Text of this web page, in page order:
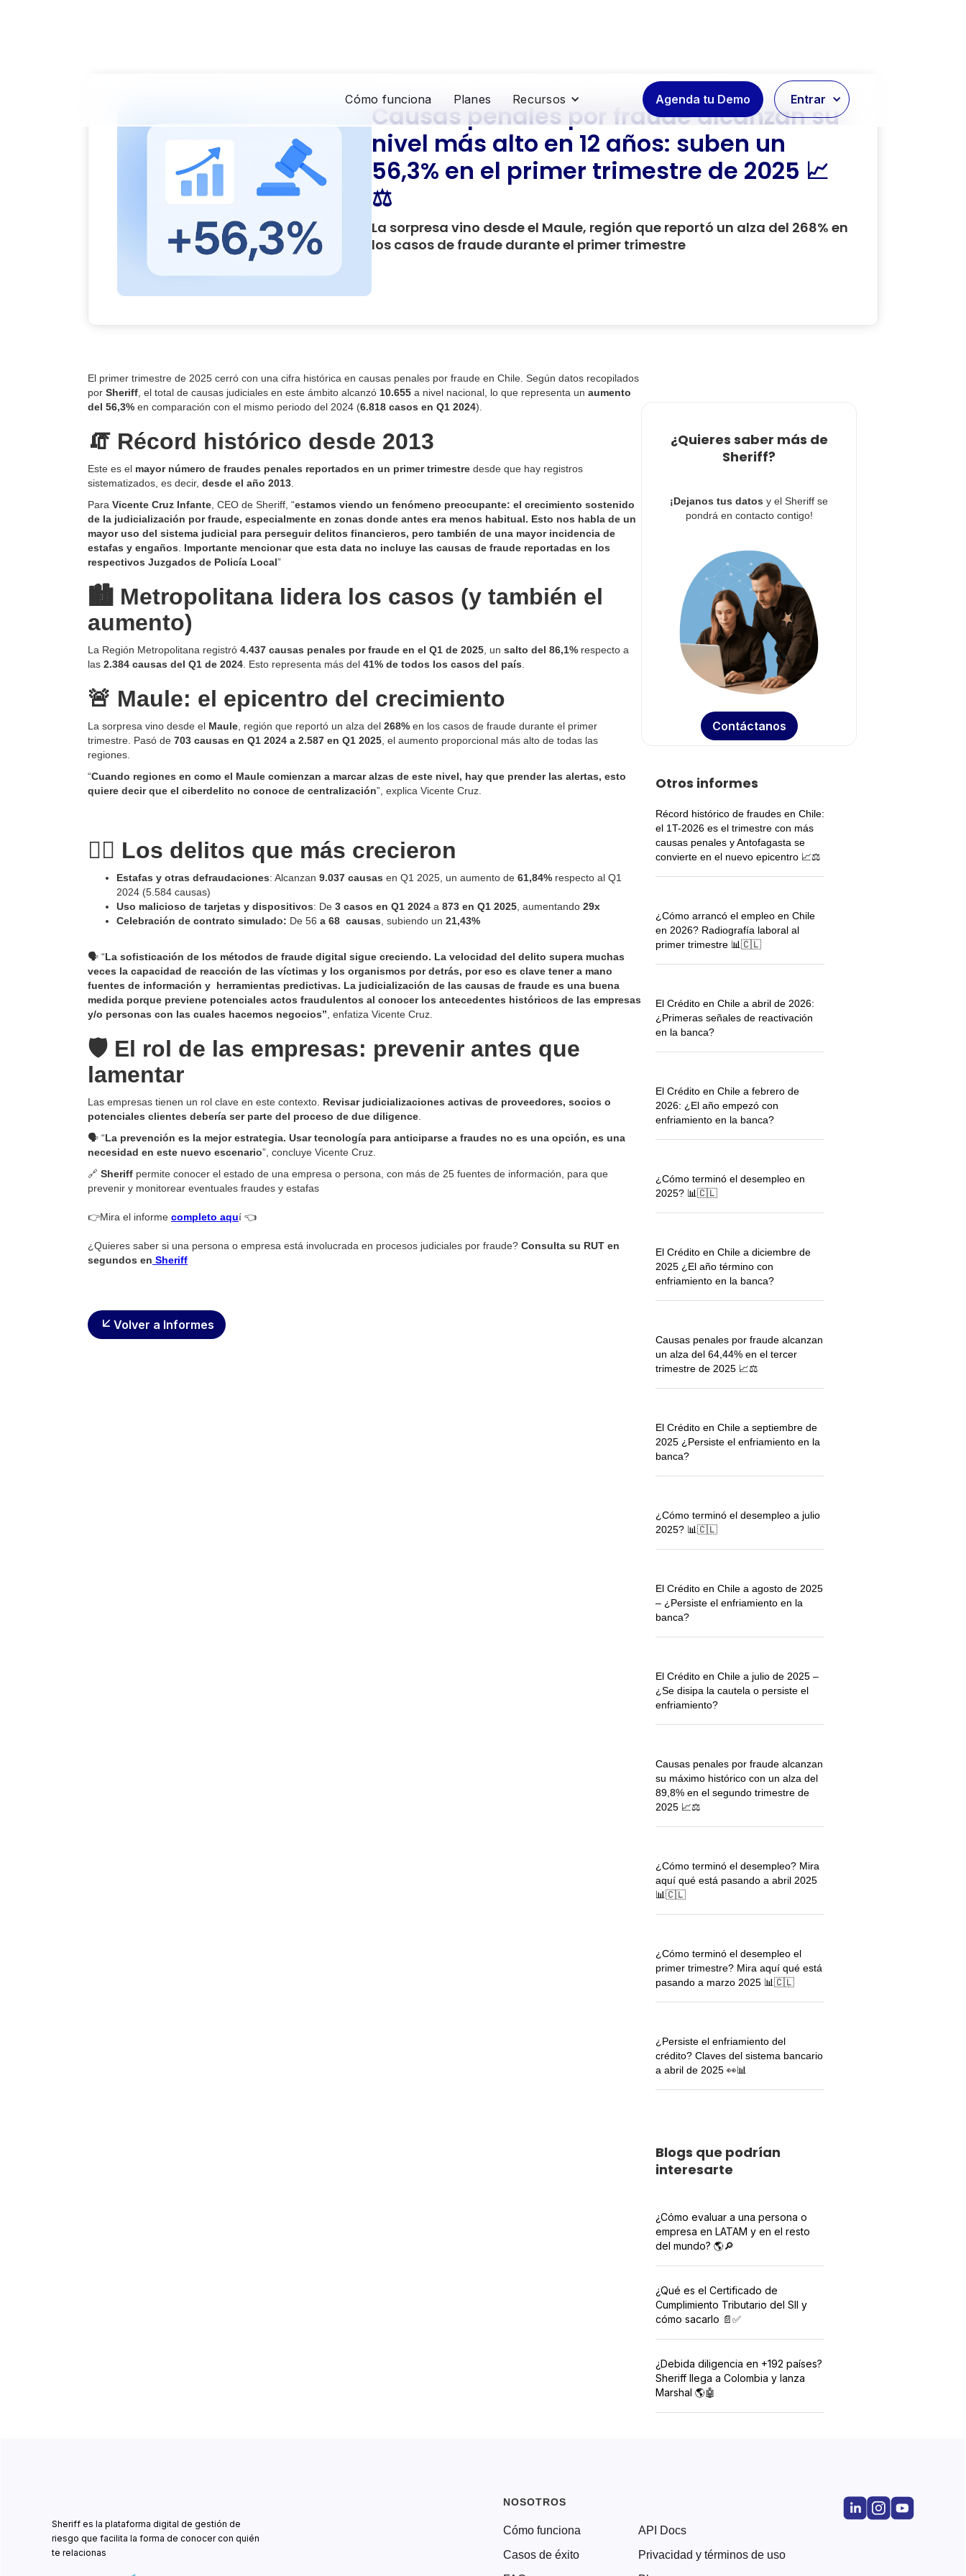
Cómo funciona Planes Recursos Agenda tu Demo Entrar
Causas penales por fraude alcanzan su
nivel más alto en 12 años: suben un
56,3% en el primer trimestre de 2025 📈
⚖️
La sorpresa vino desde el Maule, región que reportó un alza del 268% en
los casos de fraude durante el primer trimestre
El primer trimestre de 2025 cerró con una cifra histórica en causas penales por fraude en Chile. Según datos recopilados
por Sheriff , el total de causas judiciales en este ámbito alcanzó 10.655 a nivel nacional, lo que representa un aumento
del 56,3% en comparación con el mismo periodo del 2024 (6.818 casos en Q1 2024).
🧯 Récord histórico desde 2013
Este es el mayor número de fraudes penales reportados en un primer trimestre desde que hay registros
sistematizados, es decir, desde el año 2013
Para Vicente Cruz Infante , CEO de Sheriff, “estamos viendo un fenómeno preocupante: el crecimiento sostenido
de la judicialización por fraude, especialmente en zonas donde antes era menos habitual. Esto nos habla de un
mayor uso del sistema judicial para perseguir delitos financieros, pero también de una mayor incidencia de
estafas y engaños
Importante mencionar que esta data no incluye las causas de fraude reportadas en los
respectivos Juzgados de Policía Local”
🏙️ Metropolitana lidera los casos (y también el
aumento)
La Región Metropolitana registró 4.437 causas penales por fraude en el Q1 de 2025 , un salto del 86,1% respecto a
las 2.384 causas del Q1 de 2024 . Esto representa más del 41% de todos los casos del país
🚨 Maule: el epicentro del crecimiento
La sorpresa vino desde el Maule , región que reportó un alza del 268% en los casos de fraude durante el primer
trimestre. Pasó de 703 causas en Q1 2024 a 2.587 en Q1 2025 , el aumento proporcional más alto de todas las
regiones.
“Cuando regiones en como el Maule comienzan a marcar alzas de este nivel, hay que prender las alertas, esto
quiere decir que el ciberdelito no conoce de centralización”, explica Vicente Cruz.
🕵️‍♀️ Los delitos que más crecieron
Estafas y otras defraudaciones: Alcanzan 9.037 causas en Q1 2025, un aumento de 61,84% respecto al Q1
2024 (5.584 causas)
Uso malicioso de tarjetas y dispositivos: De 3 casos en Q1 2024 a 873 en Q1 2025 , aumentando 29x
Celebración de contrato simulado: De 56 a 68 causas , subiendo un 21,43%
🗣️ “La sofisticación de los métodos de fraude digital sigue creciendo. La velocidad del delito supera muchas
veces la capacidad de reacción de las víctimas y los organismos por detrás, por eso es clave tener a mano
fuentes de información y herramientas predictivas. La judicialización de las causas de fraude es una buena
medida porque previene potenciales actos fraudulentos al conocer los antecedentes históricos de las empresas
y/o personas con las cuales hacemos negocios” , enfatiza Vicente Cruz.
🛡️ El rol de las empresas: prevenir antes que
lamentar
Las empresas tienen un rol clave en este contexto. Revisar judicializaciones activas de proveedores, socios o
potenciales clientes debería ser parte del proceso de due diligence
🗣️ “La prevención es la mejor estrategia. Usar tecnología para anticiparse a fraudes no es una opción, es una
necesidad en este nuevo escenario”, concluye Vicente Cruz.
🔗 Sheriff permite conocer el estado de una empresa o persona, con más de 25 fuentes de información, para que
prevenir y monitorear eventuales fraudes y estafas
👉Mira el informe completo aquí 👈
¿Quieres saber si una persona o empresa está involucrada en procesos judiciales por fraude? Consulta su RUT en
segundos en Sheriff
Volver a Informes
¿Quieres saber más de
Sheriff?
¡Dejanos tus datos y el Sheriff se
pondrá en contacto contigo!
Contáctanos
Otros informes
Récord histórico de fraudes en Chile:
el 1T-2026 es el trimestre con más
causas penales y Antofagasta se
convierte en el nuevo epicentro 📈⚖️
¿Cómo arrancó el empleo en Chile
en 2026? Radiografía laboral al
primer trimestre 📊🇨🇱
El Crédito en Chile a abril de 2026:
¿Primeras señales de reactivación
en la banca?
El Crédito en Chile a febrero de
2026: ¿El año empezó con
enfriamiento en la banca?
¿Cómo terminó el desempleo en
2025? 📊🇨🇱
El Crédito en Chile a diciembre de
2025 ¿El año término con
enfriamiento en la banca?
Causas penales por fraude alcanzan
un alza del 64,44% en el tercer
trimestre de 2025 📈⚖️
El Crédito en Chile a septiembre de
2025 ¿Persiste el enfriamiento en la
banca?
¿Cómo terminó el desempleo a julio
2025? 📊🇨🇱
El Crédito en Chile a agosto de 2025
– ¿Persiste el enfriamiento en la
banca?
El Crédito en Chile a julio de 2025 –
¿Se disipa la cautela o persiste el
enfriamiento?
Causas penales por fraude alcanzan
su máximo histórico con un alza del
89,8% en el segundo trimestre de
2025 📈⚖️
¿Cómo terminó el desempleo? Mira
aquí qué está pasando a abril 2025
📊🇨🇱
¿Cómo terminó el desempleo el
primer trimestre? Mira aquí qué está
pasando a marzo 2025 📊🇨🇱
¿Persiste el enfriamiento del
crédito? Claves del sistema bancario
a abril de 2025 👀📊
Blogs que podrían
interesarte
¿Cómo evaluar a una persona o
empresa en LATAM y en el resto
del mundo? 🌎🔎
¿Qué es el Certificado de
Cumplimiento Tributario del SII y
cómo sacarlo 📄✅
¿Debida diligencia en +192 países?
Sheriff llega a Colombia y lanza
Marshal 🌎🤖
Sheriff es la plataforma digital de gestión de
riesgo que facilita la forma de conocer con quién
te relacionas
NOSOTROS
Cómo funciona
Casos de éxito
API Docs
Privacidad y términos de uso